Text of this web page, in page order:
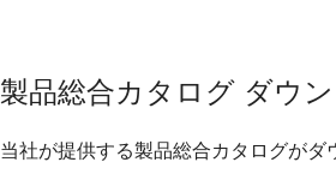
製品総合カタログ ダウ
当社が提供する製品総合カタログがダ